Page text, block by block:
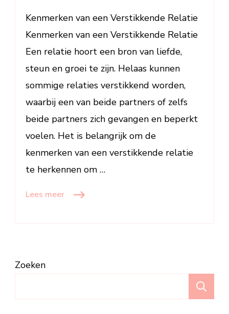
Signalen
te
Letten
Kenmerken van een Verstikkende Relatie
Kenmerken van een Verstikkende Relatie
Een relatie hoort een bron van liefde,
steun en groei te zijn. Helaas kunnen
sommige relaties verstikkend worden,
waarbij een van beide partners of zelfs
beide partners zich gevangen en beperkt
voelen. Het is belangrijk om de
kenmerken van een verstikkende relatie
te herkennen om …
Lees meer
Zoeken